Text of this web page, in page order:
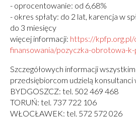
- oprocentowanie: od 6,68%
- okres spłaty: do 2 lat, karencja w
do 3 miesięcy
więcej informacji: Otworzy
się
nowym
oknie
https://
finansowania/pozyczka-obrotowa-
Szczegółowych informacji
przedsiębiorcom udzielą konsultanci
BYDGOSZCZ: tel. 502 469 468
TORUŃ: tel. 737 722 106
WŁOCŁAWEK: tel. 572 572 026